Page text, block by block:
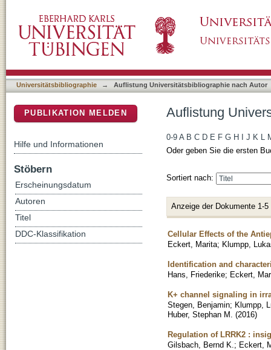
Universitätsbibliographie → Auflistung Universitätsbibliographie nach Autor
Auflistung
0-9 A B C D E F G H J K L
Oder geben Sie die ersten
Sortiert nach:
Anzeige der Dokumente 1-5
Cellular Effects of the
Eckert, Marita; Klumpp,
Identification and
Hans, Friederike; Eckert,
K+ channel signaling in
Stegen, Benjamin; Klumpp,
Huber, Stephan M. (2016)
Regulation of LRRK2 :
Gilsbach, Bernd K. ; Eckert,
PUBLIKATION MELDEN
Hilfe und Informationen
Stöbern
Erscheinungsdatum
Autoren
Titel
DDC-Klassifikation